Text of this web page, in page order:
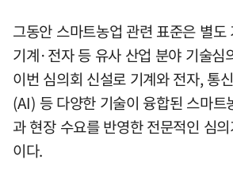
그동안 스마트농업 관련 표준은 별도
기계·전자 등 유사 산업 분야 기술심
이번 심의회 신설로 기계와 전자, 통
(AI) 등 다양한 기술이 융합된 스마트
과 현장 수요를 반영한 전문적인 심
이다.